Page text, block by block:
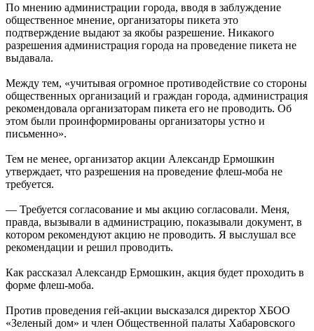
По мнению администрации города, вводя в заблуждение
общественное мнение, организаторы пикета это
подтверждение выдают за якобы разрешение. Никакого
разрешения администрация города на проведение пикета не
выдавала.
Между тем, «учитывая огромное противодействие со стороны
общественных организаций и граждан города, администрация
рекомендовала организаторам пикета его не проводить. Об
этом были проинформированы организаторы устно и
письменно».
Тем не менее, организатор акции Александр Ермошкин
утверждает, что разрешения на проведение флеш-моба не
требуется.
— Требуется согласование и мы акцию согласовали. Меня,
правда, вызывали в администрацию, показывали документ, в
котором рекомендуют акцию не проводить. Я выслушал все
рекомендации и решил проводить.
Как рассказал Александр Ермошкин, акция будет проходить в
форме флеш-моба.
Против проведения гей-акции высказался директор ХБОО
«Зеленый дом» и член Общественной палаты Хабаровского